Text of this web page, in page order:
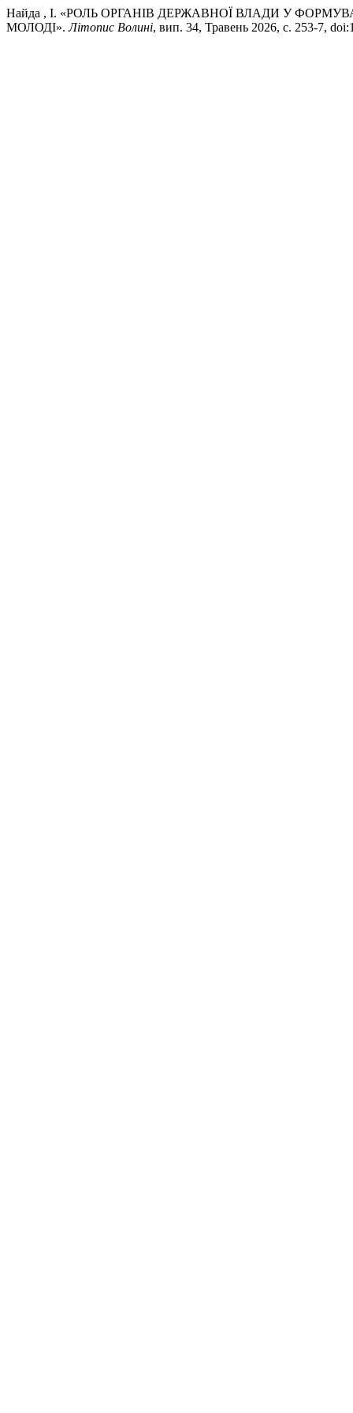
Найда , І. «РОЛЬ ОРГАНІВ ДЕРЖАВНОЇ ВЛАДИ У
МОЛОДІ».Літопис Волині, вип. 34, Травень 2026, с. 253-7,